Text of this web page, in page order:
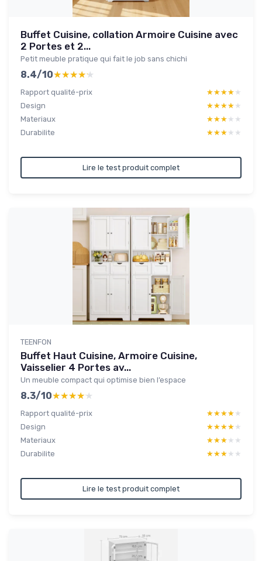
Buffet Cuisine, collation Armoire Cuisine avec
2 Portes et 2...
Petit meuble pratique qui fait le job sans chichi
8.4/10★★★★★
★★★★★
Rapport qualité-prix ★★★★★
★★★★★
Design
★★★★★
★★★★★
Materiaux
★★★★★
★★★★★
Durabilite
★★★★★
★★★★★
Lire le test produit complet
TEENFON
Buffet Haut Cuisine, Armoire Cuisine,
Vaisselier 4 Portes av...
Un meuble compact qui optimise bien l’espace
8.3/10★★★★★
★★★★★
Rapport qualité-prix ★★★★★
★★★★★
Design
★★★★★
★★★★★
Materiaux
★★★★★
★★★★★
Durabilite
★★★★★
★★★★★
Lire le test produit complet